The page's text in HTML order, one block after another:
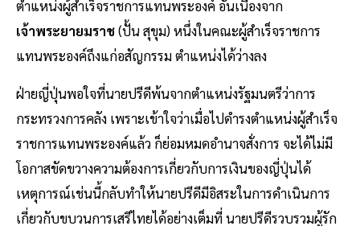
ตำแหน่งผู้สำเร็จราชการแทนพระองค์ อันเนื่องจาก
เจ้าพระยายมราช(ปั้น สุขุม) หนึ่งในคณะผู้สำเร็จราชการ
แทนพระองค์ถึงแก่อสัญกรรม ตำแหน่งได้ว่างลง
ฝ่ายญี่ปุ่นพอใจที่นายปรีดีพ้นจากตำแหน่งรัฐมนตรีว่าการ
กระทรวงการคลัง เพราะเข้าใจว่าเมื่อไปดำรงตำแหน่งผู้สำเร็จ
ราชการแทนพระองค์แล้ว ก็ย่อมหมดอำนาจสั่งการ จะได้ไม่มี
โอกาสขัดขวางความต้องการเกี่ยวกับการเงินของญี่ปุ่นได้
เหตุการณ์เช่นนี้กลับทำให้นายปรีดีมีอิสระในการดำเนินการ
เกี่ยวกับขบวนการเสรีไทยได้อย่างเต็มที่ นายปรีดีรวบรวมผู้รัก